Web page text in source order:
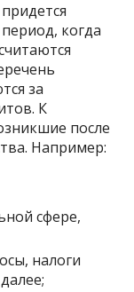
когда
за
К
после
Например:
сфере,
налоги